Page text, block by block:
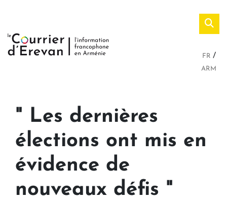
FR
ARM
" Les dernières
élections ont mis en
évidence de
nouveaux défis "